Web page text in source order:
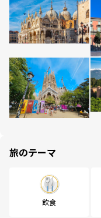
旅のテーマ
飲食